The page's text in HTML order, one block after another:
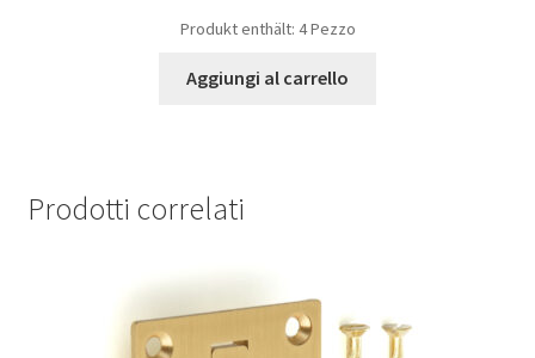
Produkt enthält: 4Pezzo
Aggiungi al carrello
Prodotti correlati